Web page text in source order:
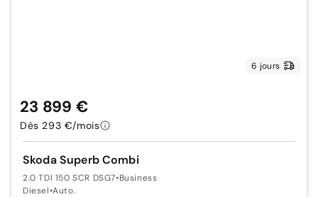
6 jours
Skoda Superb Combi
2.0 TDI 150 SCR DSG7•Business
Diesel•Auto.
23 899 €
Dès 293 €/mois